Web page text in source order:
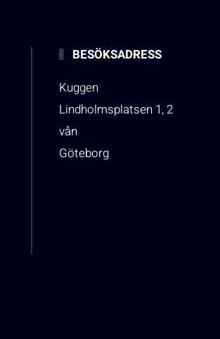
BESÖKSADRESS
Kuggen
Lindholmsplatsen 1, 2
vån
Göteborg